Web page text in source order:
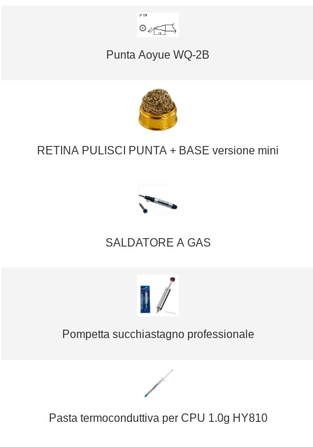
Punta Aoyue WQ-2B
RETINA PULISCI PUNTA + BASE versione mini
SALDATORE A GAS
Pompetta succhiastagno professionale
Pasta termoconduttiva per CPU 1.0g HY810